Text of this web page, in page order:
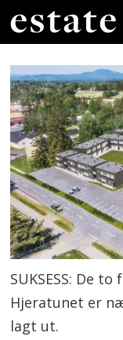
SUKSESS: De
Hjeratunet er
lagt ut.